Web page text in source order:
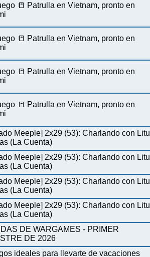
📒 Patrulla en Vietnam, pronto en
📒 Patrulla en Vietnam, pronto en
📒 Patrulla en Vietnam, pronto en
📒 Patrulla en Vietnam, pronto en
Meeple] 2x29 (53): Charlando con
(La Cuenta)
Meeple] 2x29 (53): Charlando con
(La Cuenta)
Meeple] 2x29 (53): Charlando con
(La Cuenta)
Meeple] 2x29 (53): Charlando con
(La Cuenta)
DE WARGAMES - PRIMER
DE 2026
ideales para llevarte de vacaciones